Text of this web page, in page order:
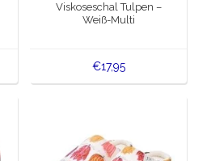
Viskoseschal Tulpen –
Weiß-Multi
€17,95